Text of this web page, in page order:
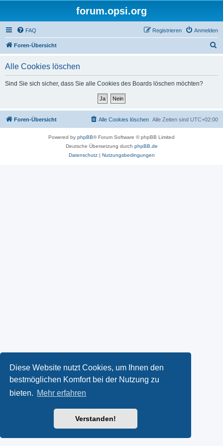
Diese Website nutzt Cookies, um Ihnen den
bestmöglichen Komfort bei der Nutzung zu
bieten. Mehr erfahren
Verstanden!
forum.opsi.org
FAQ Anmelden
Registrieren
Foren-Übersicht
Alle Cookies löschen
Sind Sie sich sicher, dass Sie alle Cookies des Boards löschen möchten?
Foren-Übersicht Alle Zeiten sind UTC+02:00
Alle Cookies löschen
Powered by phpBB® Forum Software © phpBB Limited
Deutsche Übersetzung durch phpBB.de
Datenschutz| Nutzungsbedingungen